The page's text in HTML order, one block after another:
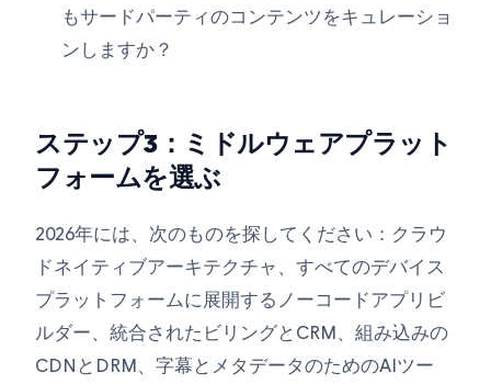
もサードパーティのコンテンツをキュレーショ
ンしますか？
ステップ3：ミドルウェアプラット
フォームを選ぶ
2026年には、次のものを探してください：クラウ
ドネイティブアーキテクチャ、すべてのデバイス
プラットフォームに展開するノーコードアプリビ
ルダー、統合されたビリングとCRM、組み込みの
CDNとDRM、字幕とメタデータのためのAIツー